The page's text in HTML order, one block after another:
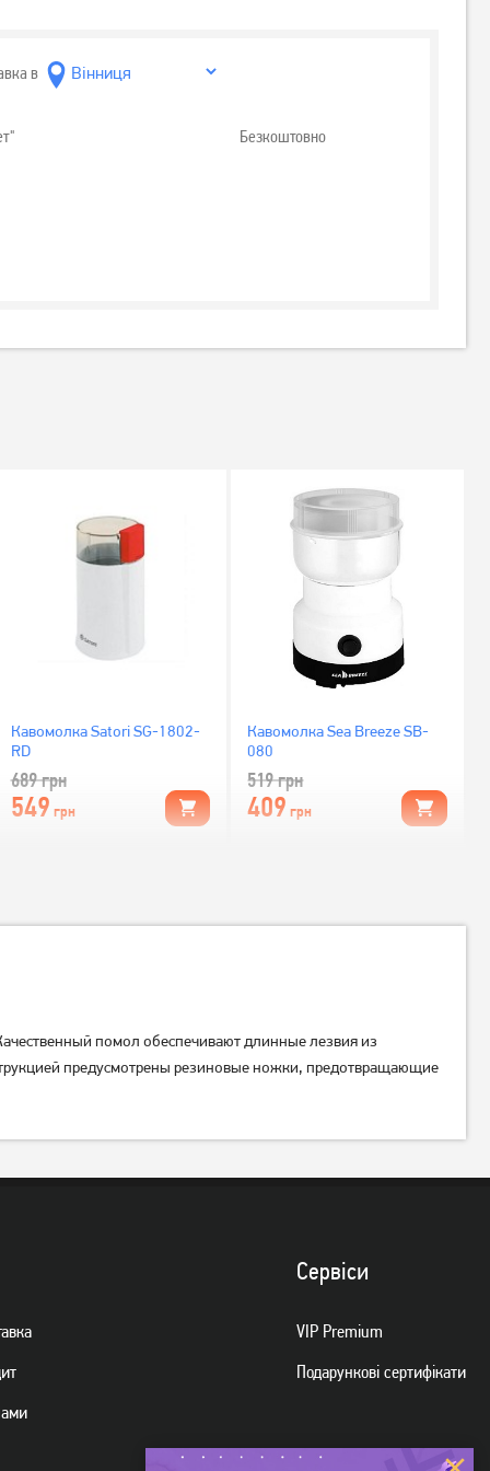
в
Безкоштовно
Кавомолка Satori SG-1802-
RD
689грн
549 грн
Кавомолка Sea Breeze SB-
080
519грн
409 грн
669
помол обеспечивают длинные лезвия из
предусмотрены резиновые ножки, предотвращающие
Сервiси
VIP Premium
Подарункові сертифікати